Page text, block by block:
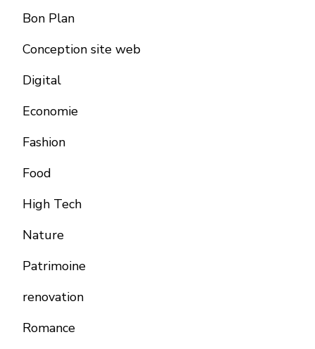
Bon Plan
Conception site web
Digital
Economie
Fashion
Food
High Tech
Nature
Patrimoine
renovation
Romance